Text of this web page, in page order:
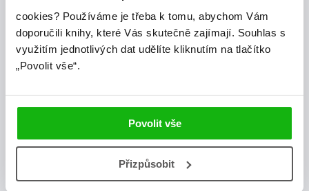
cookies? Používáme je třeba k tomu, abychom Vám
doporučili knihy, které Vás skutečně zajímají. Souhlas s
využitím jednotlivých dat udělíte kliknutím na tlačítko
„Povolit vše“.
Povolit vše
Přizpůsobit